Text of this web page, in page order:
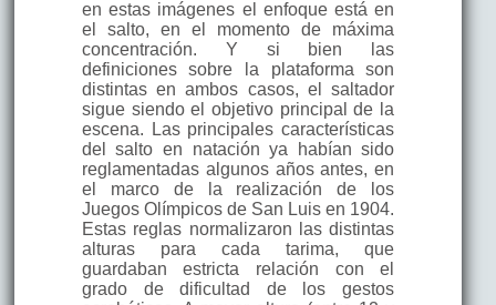
en estas imágenes el enfoque está en
el salto, en el momento de máxima
concentración. Y si bien las
definiciones sobre la plataforma son
distintas en ambos casos, el saltador
sigue siendo el objetivo principal de la
escena. Las principales características
del salto en natación ya habían sido
reglamentadas algunos años antes, en
el marco de la realización de los
Juegos Olímpicos de San Luis en 1904.
Estas reglas normalizaron las distintas
alturas para cada tarima, que
guardaban estricta relación con el
grado de dificultad de los gestos